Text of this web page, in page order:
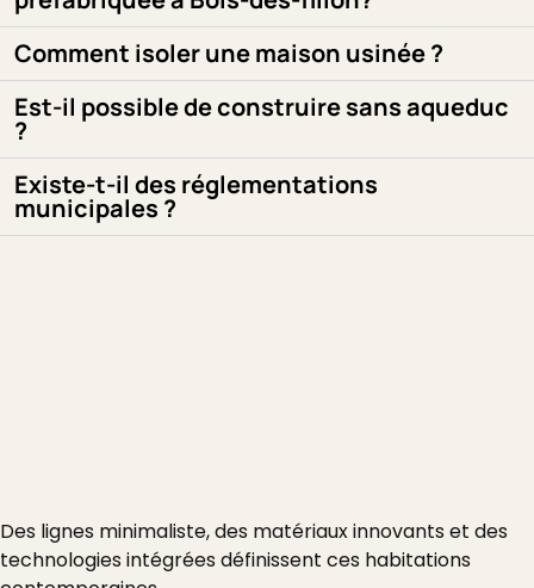
Comment isoler une maison usinée ?
Est-il possible de construire sans aqueduc
?
Existe-t-il des réglementations
municipales ?
Des lignes minimaliste, des matériaux innovants et des
technologies intégrées définissent ces habitations